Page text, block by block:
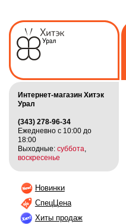
Интернет-магазин Хитэк
Урал
(343) 278-96-34
Ежедневно с 10:00 до
18:00
Выходные: суббота
воскресенье
Новинки
СпецЦена
Хиты продаж